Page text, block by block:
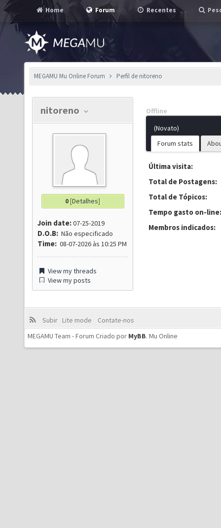
Home Forum Recentes
MEGAMU Mu Online Forum Perfil de nitoreno
nitoreno
0[Detalhes]
Join date:07-25-2019
D.O.B: Não especificado
Time: 08-07-2026 às 10:25 PM
View my threads
View my posts
Offline
(Novato)
Forum stats
Última visita:
Total de Postagens:
Total de Tópicos:
Tempo gasto on-line:
Membros indicados:
Subir Lite mode
Contate-nos
MEGAMU Team - Forum Criado por MyBB. Mu Online